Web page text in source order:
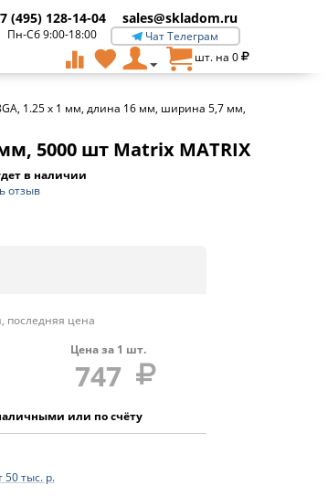
(495) 128-14-04 sales@skladom.ru
Пн-Сб 9:00-18:00
Чат Телеграм
шт. на 0
1.25 х 1 мм, длина 16 мм, ширина 5,7 мм,
5000 шт Matrix MATRIX
в наличии
отзыв
последняя цена
Цена за 1 шт.
747
или по счёту
50 тыс. р.